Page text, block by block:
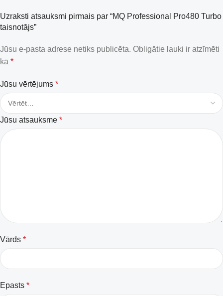
Uzraksti atsauksmi pirmais par “MQ Professional Pro480 Turbo
taisnotājs”
Jūsu e-pasta adrese netiks publicēta. Obligātie lauki ir atzīmēti
kā *
Jūsu vērtējums *
Jūsu atsauksme *
Vārds *
Epasts *